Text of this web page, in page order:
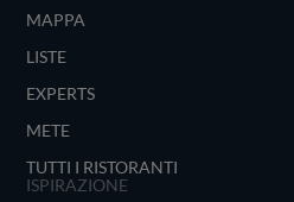
MAPPA
LISTE
EXPERTS
METE
TUTTI I RISTORANTI
ISPIRAZIONE